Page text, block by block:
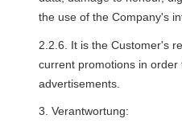
the use of the Company's
2.2.6. It is the Сustomer's
current promotions in order
advertisements.
3. Verantwortung: